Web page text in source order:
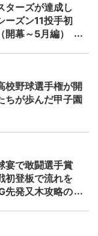
ターズが達成し
ーズン11投手初
幕～5月編）
校野球選手権が開
ちが歩んだ甲子園
宴で敢闘選手賞
初登板で流れを
先発又木攻略の